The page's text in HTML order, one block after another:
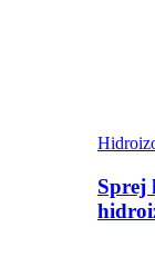
Sprej